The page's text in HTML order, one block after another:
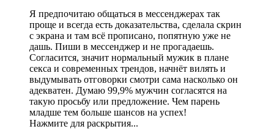
Я предпочитаю общаться в мессенджерах так
проще и всегда есть доказательства, сделала скрин
с экрана и там всё прописано, попятную уже не
дашь. Пиши в мессенджер и не прогадаешь.
Согласится, значит нормальный мужик в плане
секса и современных трендов, начнёт вилять и
выдумывать отговорки смотри сама насколько он
адекватен. Думаю 99,9% мужчин согласятся на
такую просьбу или предложение. Чем парень
младше тем больше шансов на успех!
Нажмите для раскрытия...